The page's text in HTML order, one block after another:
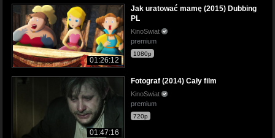
01:26:12
Jak uratować mamę (2015) Dubbing
PL
KinoSwiat
premium
1080p
01:47:16
Fotograf (2014) Cały film
KinoSwiat
premium
720p